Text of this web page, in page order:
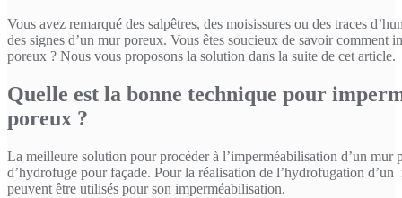
Vous avez remarqué des salpêtres, des moisissures ou des traces
des signes d’un mur poreux. Vous êtes soucieux de savoir comment
poreux ? Nous vous proposons la solution dans la suite de cet article.
Quelle est la bonne technique pour
poreux ?
La meilleure solution pour procéder à l’imperméabilisation d’un mur
d’hydrofuge pour façade. Pour la réalisation de l’hydrofugation
peuvent être utilisés pour son imperméabilisation.